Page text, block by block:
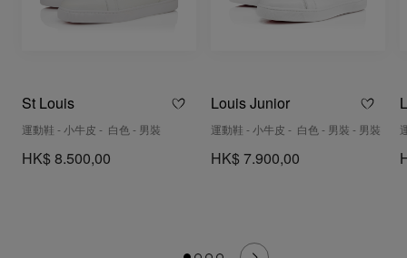
St Louis
運動鞋 - 小牛皮 - 白色 - 男裝
HK$ 8.500,00
Louis Junior
運動鞋 - 小牛皮 - 白色 - 男裝 - 男裝
HK$ 7.900,00